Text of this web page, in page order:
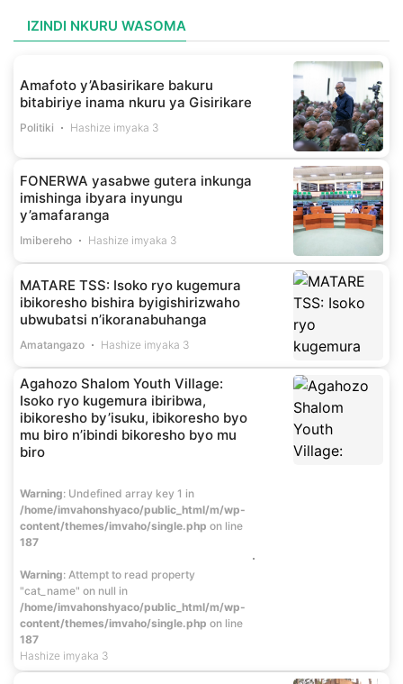
IZINDI NKURU WASOMA
Amafoto y’Abasirikare bakuru
bitabiriye inama nkuru ya Gisirikare
Politiki Hashize imyaka 3
FONERWA yasabwe gutera inkunga
imishinga ibyara inyungu
y’amafaranga
Imibereho Hashize imyaka 3
MATARE TSS: Isoko ryo kugemura
ibikoresho bishira byigishirizwaho
ubwubatsi n’ikoranabuhanga
Amatangazo Hashize imyaka 3
Agahozo Shalom Youth Village:
Isoko ryo kugemura ibiribwa,
ibikoresho by’isuku, ibikoresho byo
mu biro n’ibindi bikoresho byo mu
biro
Warning : Undefined array key 1 in
/home/imvahonshyaco/public_html/m/wp-
content/themes/imvaho/single.php on line
187
Warning: Attempt to read property
"cat_name" on null in
/home/imvahonshyaco/public_html/m/wp-
content/themes/imvaho/single.php on line
187
Hashize imyaka 3